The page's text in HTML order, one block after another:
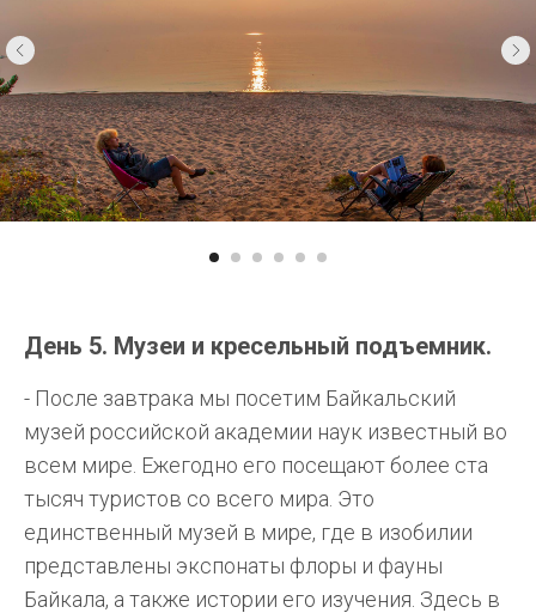
День 5. Музеи и кресельный подъемник.
- После завтрака мы посетим Байкальский
музей российской академии наук известный во
всем мире. Ежегодно его посещают более ста
тысяч туристов со всего мира. Это
единственный музей в мире, где в изобилии
представлены экспонаты флоры и фауны
Байкала, а также истории его изучения. Здесь в